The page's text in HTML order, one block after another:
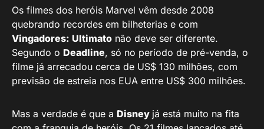
Os filmes dos heróis Marvel vêm desde 2008
quebrando recordes em bilheterias e com
Vingadores: Ultimato não deve ser diferente.
Segundo o Deadline, só no período de pré-venda, o
filme já arrecadou cerca de US$ 130 milhões, com
previsão de estreia nos EUA entre US$ 300 milhões.
Mas a verdade é que a Disney já está muito na fita